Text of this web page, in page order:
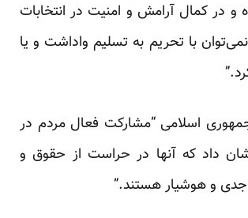
در کمال آرامش و امنیت در انتخابات
با تحریم به تسلیم واداشت و یا
اسلامی “مشارکت فعال مردم در
داد که آنها در حراست از حقوق و
و هوشیار هستند.”